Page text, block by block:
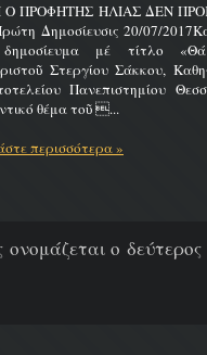
Ο ΠΡΟΦΗΤΗΣ ΗΛΙΑΣ ΔΕΝ
Δημοσίευσις 20/07/
μέ τίτλο
Στεργίου Σάκκου,
Πανεπιστημίου
θέμα τοῦ ...
περισσότερα »
ο